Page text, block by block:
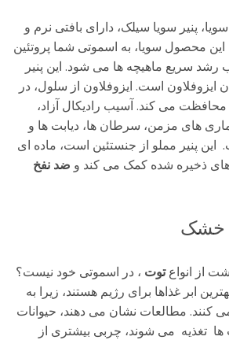
پنیر سویا سیلک، دارای بافتی نرم و
محصول سویا، به اسموتی شما پروتئین
سریع ماهیچه ها می شود. این پنیر
ایزوفلاون است. ایزوفلاون از سلول، در
محافظت می کند. آسیب رادیکال آزاد،
های مزمن، سرطان ها، دیابت ها و
پنیر مملو از جنستئین است، ماده ای
ذخیره شده کمک می کند و ضد نفخ
خشک
از انواعتوت ، در اسموتی خود نیست؟
ابر غذاها برای رژیم هستند، زیرا به
کنند. مطالعات نشان می دهند، حیوانات
ها تغذیه می شوند، چربی بیشتری از